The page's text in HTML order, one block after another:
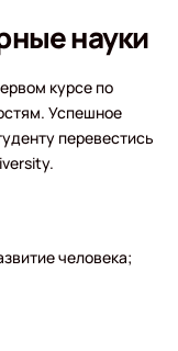
науки
курсе по
Успешное
перевестись
человека;